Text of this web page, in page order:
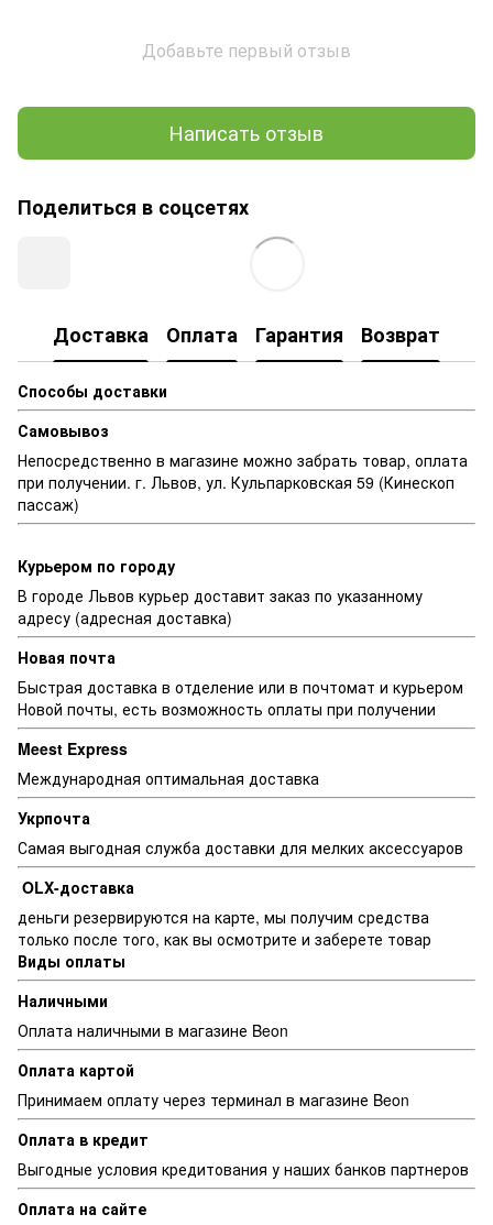
Добавьте первый отзыв
Написать отзыв
Поделиться в соцсетях
Доставка Оплата Гарантия Возврат
Способы доставки
Самовывоз
Непосредственно в магазине можно забрать товар, оплата
при получении. г. Львов, ул. Кульпарковская 59 (Кинескоп
пассаж)
Курьером по городу
В городе Львов курьер доставит заказ по указанному
адресу (адресная доставка)
Новая почта
Быстрая доставка в отделение или в почтомат и курьером
Новой почты, есть возможность оплаты при получении
Meest Express
Международная оптимальная доставка
Укрпочта
Самая выгодная служба доставки для мелких аксессуаров
OLX-доставка
деньги резервируются на карте, мы получим средства
только после того, как вы осмотрите и заберете товар
Виды оплаты
Наличными
Оплата наличными в магазине Beon
Оплата картой
Принимаем оплату через терминал в магазине Beon
Оплата в кредит
Выгодные условия кредитования у наших банков партнеров
Оплата на сайте